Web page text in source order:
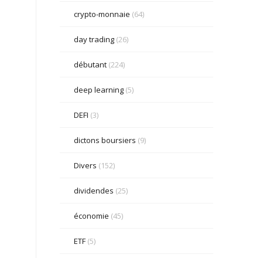
crypto-monnaie (64)
day trading(26)
débutant(224)
deep learning(5)
DEFI (3)
dictons boursiers (9)
Divers (152)
dividendes (25)
économie (45)
ETF(5)